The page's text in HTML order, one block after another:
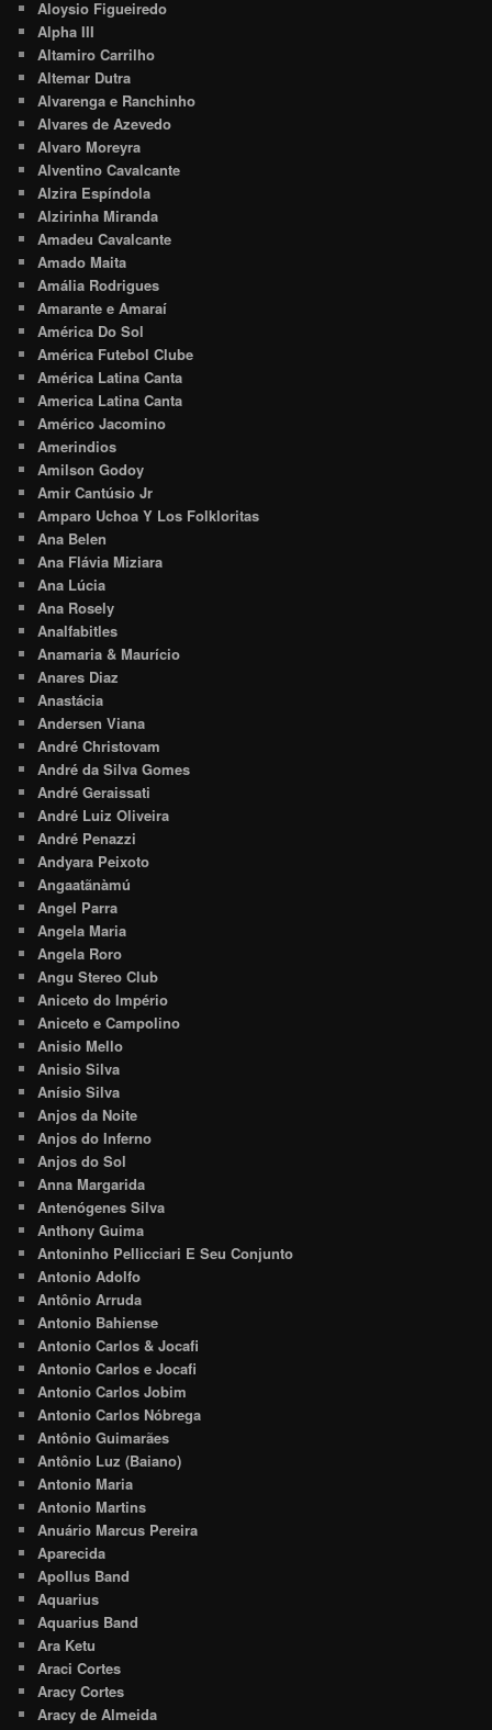
Aloysio Figueiredo
Alpha III
Altamiro Carrilho
Altemar Dutra
Alvarenga e Ranchinho
Alvares de Azevedo
Alvaro Moreyra
Alventino Cavalcante
Alzira Espíndola
Alzirinha Miranda
Amadeu Cavalcante
Amado Maita
Amália Rodrigues
Amarante e Amaraí
América Do Sol
América Futebol Clube
América Latina Canta
America Latina Canta
Américo Jacomino
Amerindios
Amilson Godoy
Amir Cantúsio Jr
Amparo Uchoa Y Los Folkloritas
Ana Belen
Ana Flávia Miziara
Ana Lúcia
Ana Rosely
Analfabitles
Anamaria & Maurício
Anares Diaz
Anastácia
Andersen Viana
André Christovam
André da Silva Gomes
André Geraissati
André Luiz Oliveira
André Penazzi
Andyara Peixoto
Angaatãnàmú
Angel Parra
Angela Maria
Angela Roro
Angu Stereo Club
Aniceto do Império
Aniceto e Campolino
Anisio Mello
Anisio Silva
Anísio Silva
Anjos da Noite
Anjos do Inferno
Anjos do Sol
Anna Margarida
Antenógenes Silva
Anthony Guima
Antoninho Pellicciari E Seu Conjunto
Antonio Adolfo
Antônio Arruda
Antonio Bahiense
Antonio Carlos & Jocafi
Antonio Carlos e Jocafi
Antonio Carlos Jobim
Antonio Carlos Nóbrega
Antônio Guimarães
Antônio Luz (Baiano)
Antonio Maria
Antonio Martins
Anuário Marcus Pereira
Aparecida
Apollus Band
Aquarius
Aquarius Band
Ara Ketu
Araci Cortes
Aracy Cortes
Aracy de Almeida